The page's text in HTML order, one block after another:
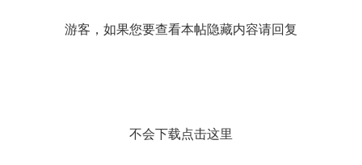
游客，如果您要查看本帖隐藏内容请回复
不会下载点击这里